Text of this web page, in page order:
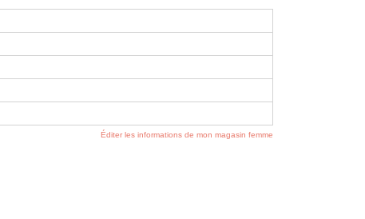
Éditer les informations de mon magasin femme